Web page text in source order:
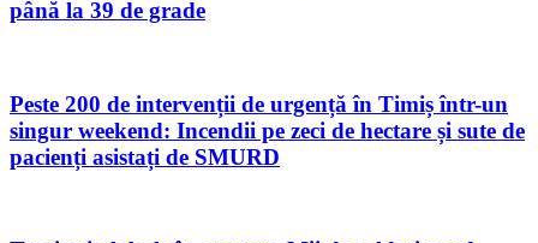
până la 39 de grade
Peste 200 de intervenții de urgență în Timiș într-un
singur weekend: Incendii pe zeci de hectare și sute de
pacienți asistați de SMURD